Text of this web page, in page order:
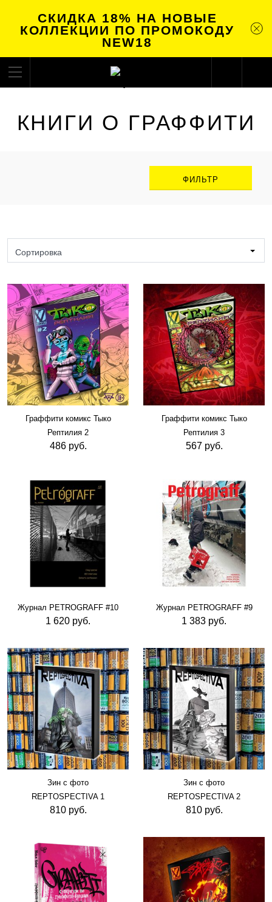
СКИДКА 18% НА НОВЫЕ
КОЛЛЕКЦИИ ПО ПРОМОКОДУ
NEW18
КНИГИ О ГРАФФИТИ
ФИЛЬТР
Сортировка
Граффити комикс Тыко
Рептилия 2
486 руб.
Граффити комикс Тыко
Рептилия 3
567 руб.
Журнал PETROGRAFF #10
1 620 руб.
Журнал PETROGRAFF #9
1 383 руб.
Зин с фото
REPTOSPECTIVA 1
810 руб.
Зин с фото
REPTOSPECTIVA 2
810 руб.